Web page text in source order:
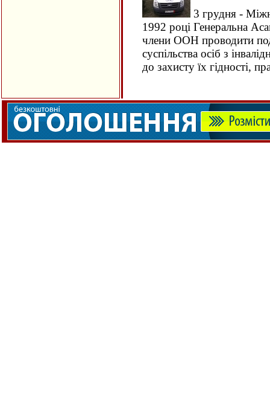
3 грудня -
1992 році Генеральна
члени ООН проводити
суспільства осіб з
до захисту їх гідності,